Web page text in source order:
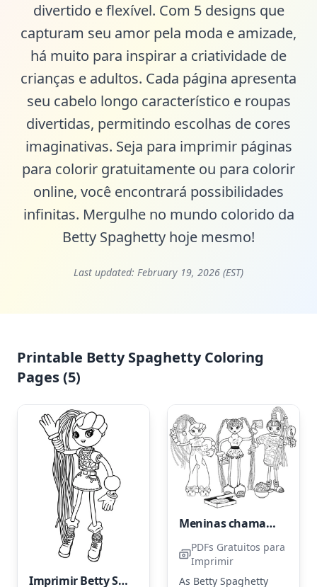
divertido e flexível. Com 5 designs que
capturam seu amor pela moda e amizade,
há muito para inspirar a criatividade de
crianças e adultos. Cada página apresenta
seu cabelo longo característico e roupas
divertidas, permitindo escolhas de cores
imaginativas. Seja para imprimir páginas
para colorir gratuitamente ou para colorir
online, você encontrará possibilidades
infinitas. Mergulhe no mundo colorido da
Betty Spaghetty hoje mesmo!
Last updated: February 19, 2026 (EST)
Printable Betty Spaghetty Coloring
Pages (5)
Imprimir Betty Spaghetti
Meninas chamadas Betty Spaghetty
PDFs Gratuitos para
Imprimir
As Betty Spaghetty